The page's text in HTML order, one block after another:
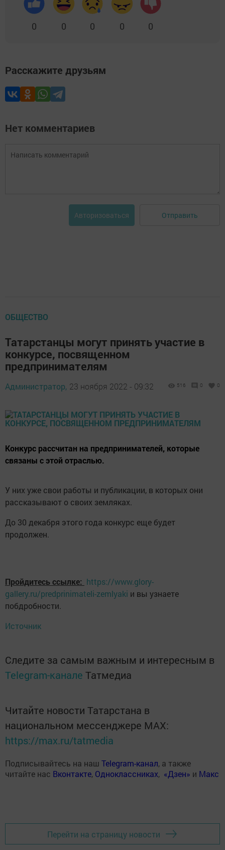
0 0 0 0 0
Расскажите друзьям
Нет комментариев
Авторизоваться Отправить
ОБЩЕСТВО
Татарстанцы могут принять участие в
конкурсе, посвященном
предпринимателям
Администратор, 23 ноября 2022 - 09:32 516 0 0
Конкурс рассчитан на предпринимателей, которые
связаны с этой отраслью.
У них уже свои работы и публикации, в которых они
рассказывают о своих земляках.
До 30 декабря этого года конкурс еще будет
продолжен.
Пройдитесь ссылке: https://www.glory-
gallery.ru/predprinimateli-zemlyaki и вы узнаете
побдробности.
Источник
Следите за самым важным и интересным в
Telegram-канале Татмедиа
Читайте новости Татарстана в
национальном мессенджере MАХ:
https://max.ru/tatmedia
Подписывайтесь на наш Telegram-канал, а также
читайте нас Вконтакте, Одноклассниках, «Дзен» и Макс
Перейти на страницу новости